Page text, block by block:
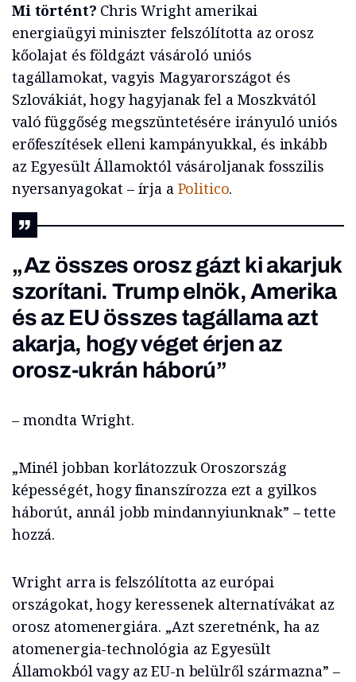
Mi történt? Chris Wright amerikai
energiaügyi miniszter felszólította az orosz
kőolajat és földgázt vásároló uniós
tagállamokat, vagyis Magyarországot és
Szlovákiát, hogy hagyjanak fel a Moszkvától
való függőség megszüntetésére irányuló uniós
erőfeszítések elleni kampányukkal, és inkább
az Egyesült Államoktól vásároljanak fosszilis
nyersanyagokat – írja a Politico.
„Az összes orosz gázt ki akarjuk
szorítani. Trump elnök, Amerika
és az EU összes tagállama azt
akarja, hogy véget érjen az
orosz-ukrán háború”
– mondta Wright.
„Minél jobban korlátozzuk Oroszország
képességét, hogy finanszírozza ezt a gyilkos
háborút, annál jobb mindannyiunknak” – tette
hozzá.
Wright arra is felszólította az európai
országokat, hogy keressenek alternatívákat az
orosz atomenergiára. „Azt szeretnénk, ha az
atomenergia-technológia az Egyesült
Államokból vagy az EU-n belülről származna” –